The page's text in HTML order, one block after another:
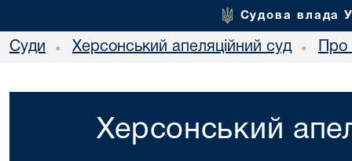
Судова влада
Суди • Херсонський апеляційний суд • Про
Херсонський